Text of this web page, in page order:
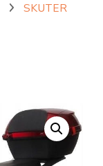
SKUTER